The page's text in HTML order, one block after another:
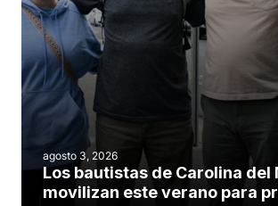
agosto 3, 2026
Los bautistas de Carolina del
movilizan este verano para